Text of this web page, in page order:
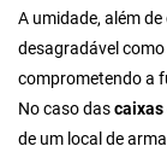
A umidade, além
desagradável
comprometendo a
No caso dascaixas
de um local de